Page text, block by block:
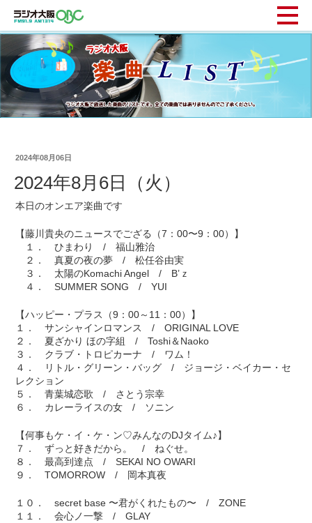
2024年08月06日
2024年8月6日（火）
本日のオンエア楽曲です
【藤川貴央のニュースでござる（7：00〜9：00）】
１． ひまわり / 福山雅治
２． 真夏の夜の夢 / 松任谷由実
３． 太陽のKomachi Angel / B’ｚ
４． SUMMER SONG / YUI
【ハッピー・プラス（9：00～11：00）】
１． サンシャインロマンス / ORIGINAL LOVE
２． 夏ざかり ほの字組 / Toshi＆Naoko
３． クラブ・トロピカーナ / ワム！
４． リトル・グリーン・バッグ / ジョージ・ベイカー・セ
レクション
５． 青葉城恋歌 / さとう宗幸
６． カレーライスの女 / ソニン
【何事もケ・イ・ケ・ン♡みんなのDJタイム♪】
７． ずっと好きだから。 / ねぐせ。
８． 最高到達点 / SEKAI NO OWARI
９． TOMORROW / 岡本真夜
１０． secret base 〜君がくれたもの〜 / ZONE
１１． 会心ノ一撃 / GLAY